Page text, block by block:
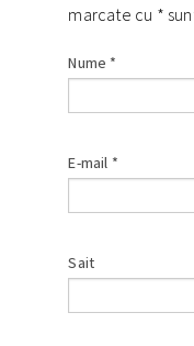
marcate cu *
Nume *
E-mail *
Sait